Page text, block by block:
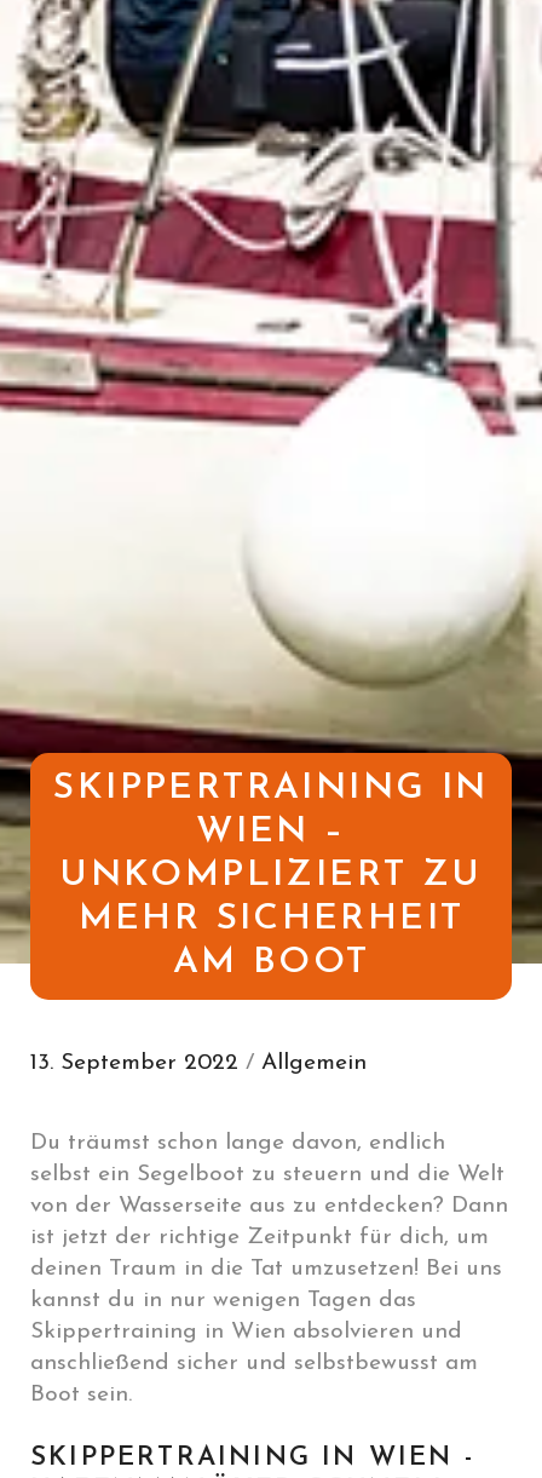
SKIPPERTRAINING IN
WIEN –
UNKOMPLIZIERT ZU
MEHR SICHERHEIT
AM BOOT
13. September 2022 / Allgemein
Du träumst schon lange davon, endlich
selbst ein Segelboot zu steuern und die Welt
von der Wasserseite aus zu entdecken? Dann
ist jetzt der richtige Zeitpunkt für dich, um
deinen Traum in die Tat umzusetzen! Bei uns
kannst du in nur wenigen Tagen das
Skippertraining in Wien absolvieren und
anschließend sicher und selbstbewusst am
Boot sein.
SKIPPERTRAINING IN WIEN -